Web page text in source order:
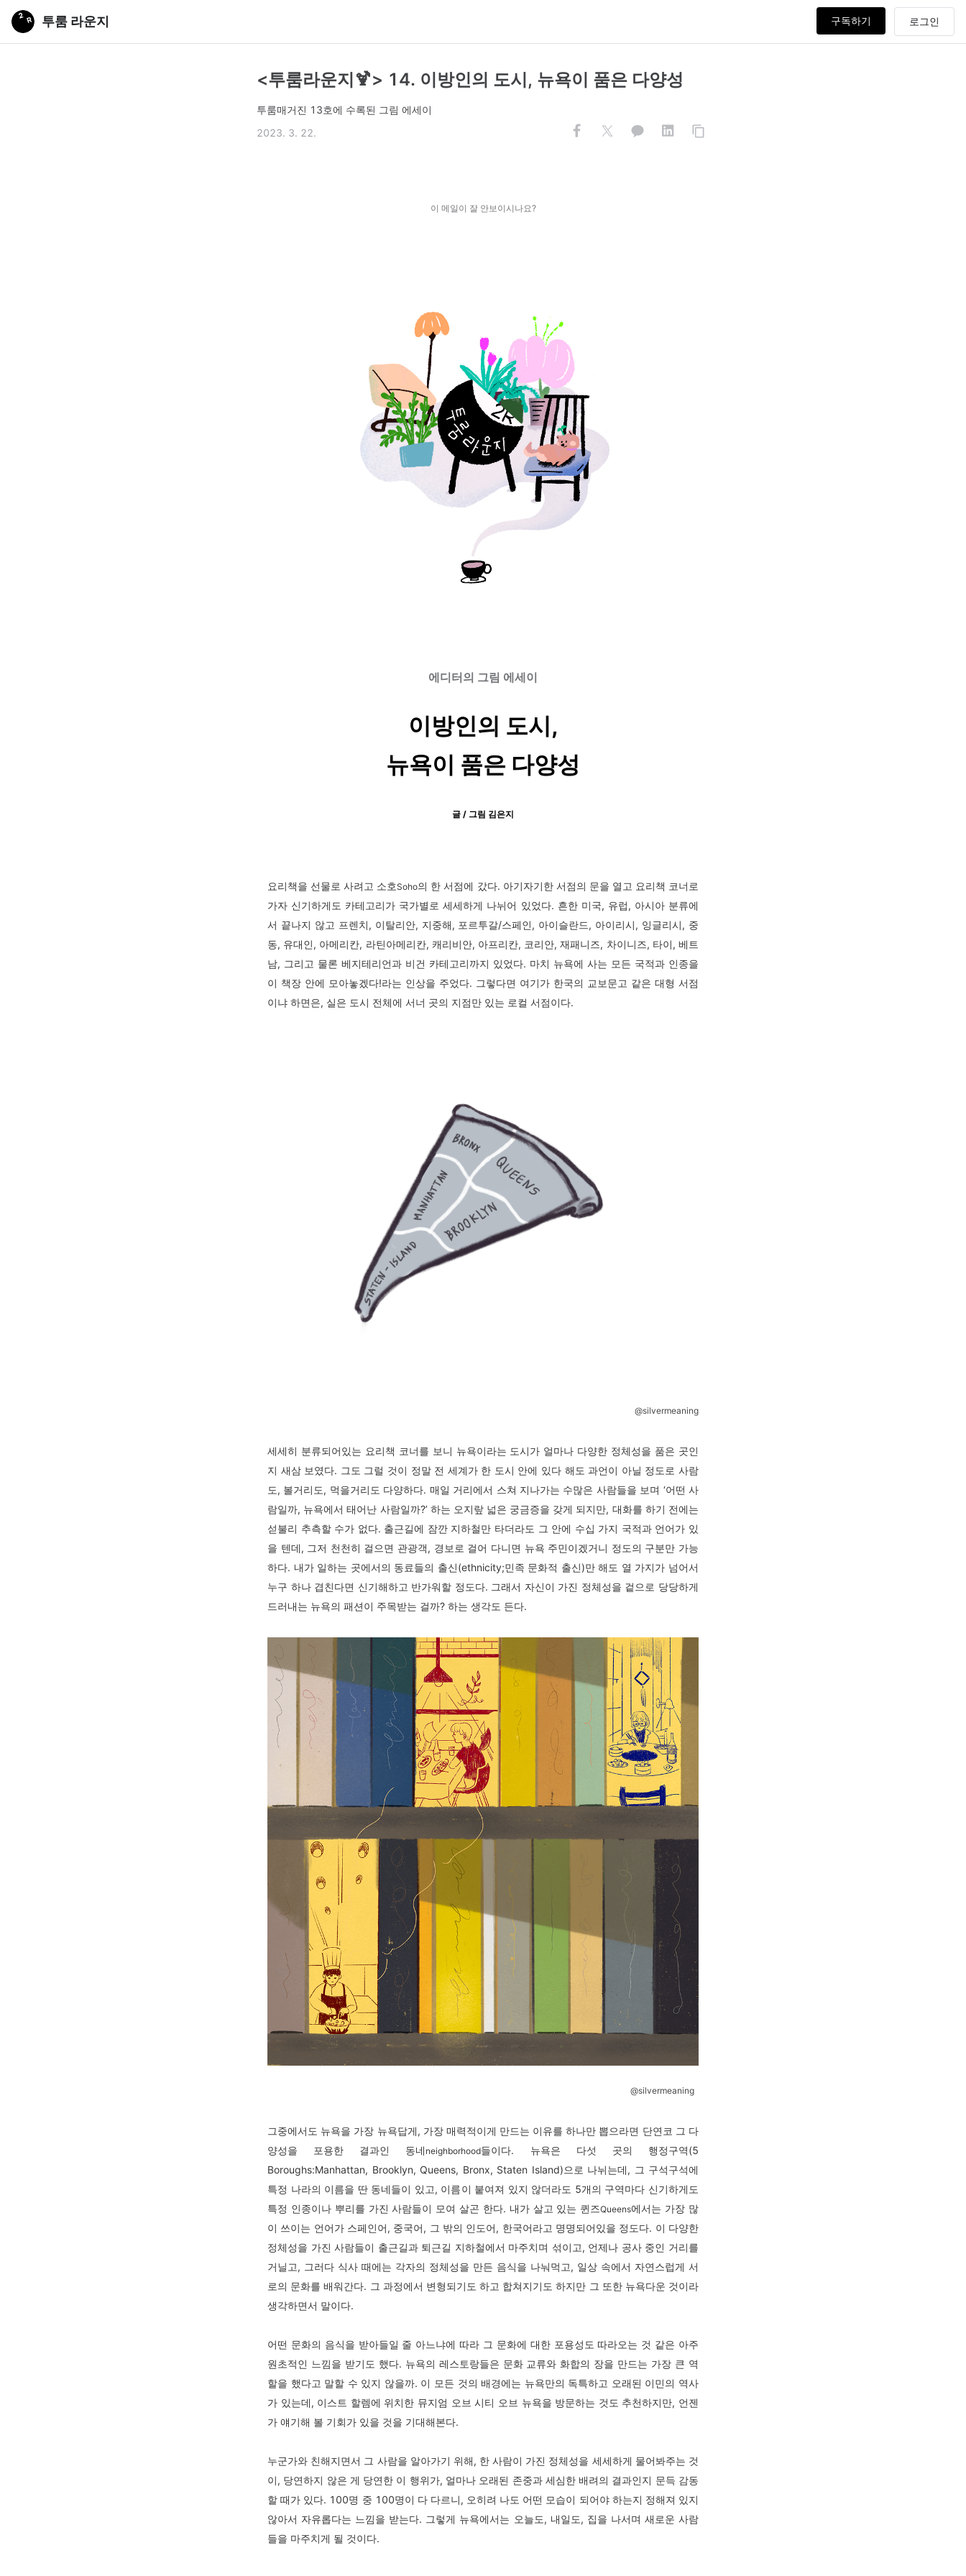
투룸 라운지 구독하기
<투룸라운지🍹> 14. 이방인의 도시, 뉴욕이 품은 다양성
투룸매거진 13호에 수록된 그림 에세이
2023. 3. 22.
이 메일이 잘 안보이시나요?
에디터의 그림 에세이
이방인의 도시,
뉴욕이 품은 다양성
글 / 그림 김은지
요리책을 선물로 사려고 소호Soho의 한 서점에 갔다. 아기자기한 서점의 문을 열고 요리책 코너로
가자 신기하게도 카테고리가 국가별로 세세하게 나뉘어 있었다. 흔한 미국, 유럽, 아시아 분류에
서 끝나지 않고 프렌치, 이탈리안, 지중해, 포르투갈/스페인, 아이슬란드, 아이리시, 잉글리시, 중
동, 유대인, 아메리칸, 라틴아메리칸, 캐리비안, 아프리칸, 코리안, 재패니즈, 차이니즈, 타이, 베트
남, 그리고 물론 베지테리언과 비건 카테고리까지 있었다. 마치 뉴욕에 사는 모든 국적과 인종을
이 책장 안에 모아놓겠다!라는 인상을 주었다. 그렇다면 여기가 한국의 교보문고 같은 대형 서점
이냐 하면은, 실은 도시 전체에 서너 곳의 지점만 있는 로컬 서점이다.
@silvermeaning
세세히 분류되어있는 요리책 코너를 보니 뉴욕이라는 도시가 얼마나 다양한 정체성을 품은 곳인
지 새삼 보였다. 그도 그럴 것이 정말 전 세계가 한 도시 안에 있다 해도 과언이 아닐 정도로 사람
도, 볼거리도, 먹을거리도 다양하다. 매일 거리에서 스쳐 지나가는 수많은 사람들을 보며 ‘어떤 사
람일까, 뉴욕에서 태어난 사람일까?’ 하는 오지랖 넓은 궁금증을 갖게 되지만, 대화를 하기 전에는
섣불리 추측할 수가 없다. 출근길에 잠깐 지하철만 타더라도 그 안에 수십 가지 국적과 언어가 있
을 텐데, 그저 천천히 걸으면 관광객, 경보로 걸어 다니면 뉴욕 주민이겠거니 정도의 구분만 가능
하다. 내가 일하는 곳에서의 동료들의 출신(ethnicity;민족 문화적 출신)만 해도 열 가지가 넘어서
누구 하나 겹친다면 신기해하고 반가워할 정도다. 그래서 자신이 가진 정체성을 겉으로 당당하게
드러내는 뉴욕의 패션이 주목받는 걸까? 하는 생각도 든다.
@silvermeaning
그중에서도 뉴욕을 가장 뉴욕답게, 가장 매력적이게 만드는 이유를 하나만 뽑으라면 단연코 그 다
양성을 포용한 결과인 동네 neighborhood들이다. 뉴욕은 다섯 곳의 행정구역(5
Boroughs:Manhattan, Brooklyn, Queens, Bronx, Staten Island)으로 나뉘는데, 그 구석구석에
특정 나라의 이름을 딴 동네들이 있고, 이름이 붙여져 있지 않더라도 5개의 구역마다 신기하게도
특정 인종이나 뿌리를 가진 사람들이 모여 살곤 한다. 내가 살고 있는 퀸즈Queens에서는 가장 많
이 쓰이는 언어가 스페인어, 중국어, 그 밖의 인도어, 한국어라고 명명되어있을 정도다. 이 다양한
정체성을 가진 사람들이 출근길과 퇴근길 지하철에서 마주치며 섞이고, 언제나 공사 중인 거리를
거닐고, 그러다 식사 때에는 각자의 정체성을 만든 음식을 나눠먹고, 일상 속에서 자연스럽게 서
로의 문화를 배워간다. 그 과정에서 변형되기도 하고 합쳐지기도 하지만 그 또한 뉴욕다운 것이라
생각하면서 말이다.
어떤 문화의 음식을 받아들일 줄 아느냐에 따라 그 문화에 대한 포용성도 따라오는 것 같은 아주
원초적인 느낌을 받기도 했다. 뉴욕의 레스토랑들은 문화 교류와 화합의 장을 만드는 가장 큰 역
할을 했다고 말할 수 있지 않을까. 이 모든 것의 배경에는 뉴욕만의 독특하고 오래된 이민의 역사
가 있는데, 이스트 할렘에 위치한 뮤지엄 오브 시티 오브 뉴욕을 방문하는 것도 추천하지만, 언젠
가 얘기해 볼 기회가 있을 것을 기대해본다.
누군가와 친해지면서 그 사람을 알아가기 위해, 한 사람이 가진 정체성을 세세하게 물어봐주는 것
이, 당연하지 않은 게 당연한 이 행위가, 얼마나 오래된 존중과 세심한 배려의 결과인지 문득 감동
할 때가 있다. 100명 중 100명이 다 다르니, 오히려 나도 어떤 모습이 되어야 하는지 정해져 있지
않아서 자유롭다는 느낌을 받는다. 그렇게 뉴욕에서는 오늘도, 내일도, 집을 나서며 새로운 사람
들을 마주치게 될 것이다.